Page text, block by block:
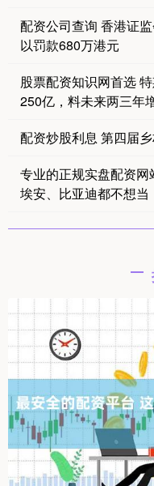
配资公司查询 香港证
以罚款680万港元
股票配资知识网首选
250亿，料未来两三年
配资炒股利息 第四届
专业的正规实盘配资网
埃安、比亚迪都不想当